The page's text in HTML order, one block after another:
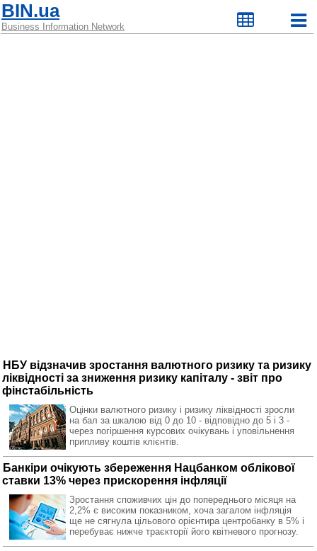
BIN.ua
Business Information Network
НБУ відзначив зростання валютного ризику та ризику
ліквідності за зниження ризику капіталу - звіт про
фінстабільність
Оцінки валютного ризику і ризику ліквідності зросли
на бал за шкалою від 0 до 10 - відповідно до 5 і 3 -
через погіршення курсових очікувань і уповільнення
припливу коштів клієнтів.
Банкіри очікують збереження Нацбанком облікової
ставки 13% через прискорення інфляції
Зростання споживчих цін до попереднього місяця на
2,2% є високим показником, хоча загалом інфляція
ще не сягнула цільового орієнтира центробанку в 5% і
перебуває нижче траєкторії його квітневого прогнозу.